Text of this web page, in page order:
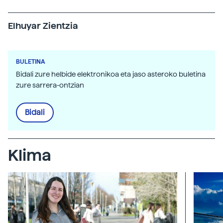
Elhuyar Zientzia
BULETINA
Bidali zure helbide elektronikoa eta jaso asteroko buletina
zure sarrera-ontzian
Bidali
Klima